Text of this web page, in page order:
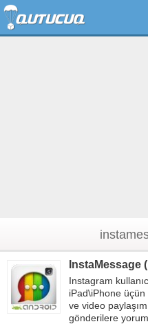
InstaMessage
Instagram
iPad\iPhone
ve video
gönderilere